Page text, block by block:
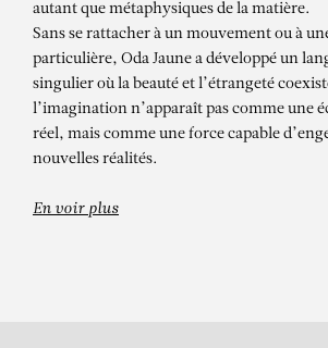
autant que métaphysiques de la matière.
Sans se rattacher à un mouvement ou à
particulière, Oda Jaune a développé un
singulier où la beauté et l’étrangeté
l’imagination n’apparaît pas comme une
réel, mais comme une force capable
nouvelles réalités.
En voir plus